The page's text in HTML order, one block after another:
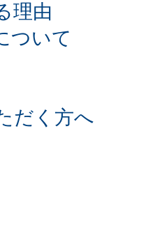
理由
ついて
だく方へ